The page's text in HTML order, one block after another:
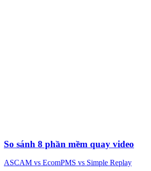
So sánh 8 phần mềm quay video
ASCAM vs EcomPMS vs Simple Replay